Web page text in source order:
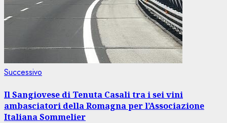
Successivo
Il Sangiovese di Tenuta Casali tra i sei vini
ambasciatori della Romagna per l’Associazione
Italiana Sommelier